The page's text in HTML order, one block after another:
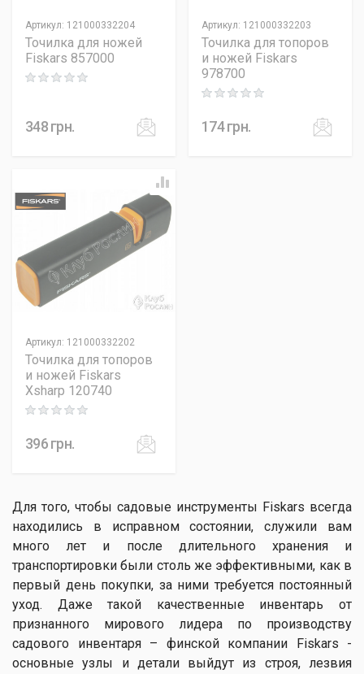
Артикул: 121000332204
Точилка для ножей
Fiskars 857000
Rating: 0 out of 5
348грн.
Артикул: 121000332203
Точилка для топоров
и ножей Fiskars
978700
Rating: 0 out of 5
174грн.
Артикул: 121000332202
Точилка для топоров
и ножей Fiskars
Xsharp 120740
Rating: 0 out of 5
396грн.
Для того, чтобы садовые инструменты Fiskars всегда
находились в исправном состоянии, служили вам
много лет и после длительного хранения и
транспортировки были столь же эффективными, как в
первый день покупки, за ними требуется постоянный
уход. Даже такой качественные инвентарь от
признанного мирового лидера по производству
садового инвентаря – финской компании Fiskars -
основные узлы и детали выйдут из строя, лезвия